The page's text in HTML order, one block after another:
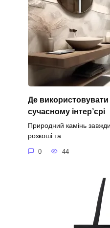
Де
сучасному інтер’єрі
Природний камінь
розкоші та
0 44